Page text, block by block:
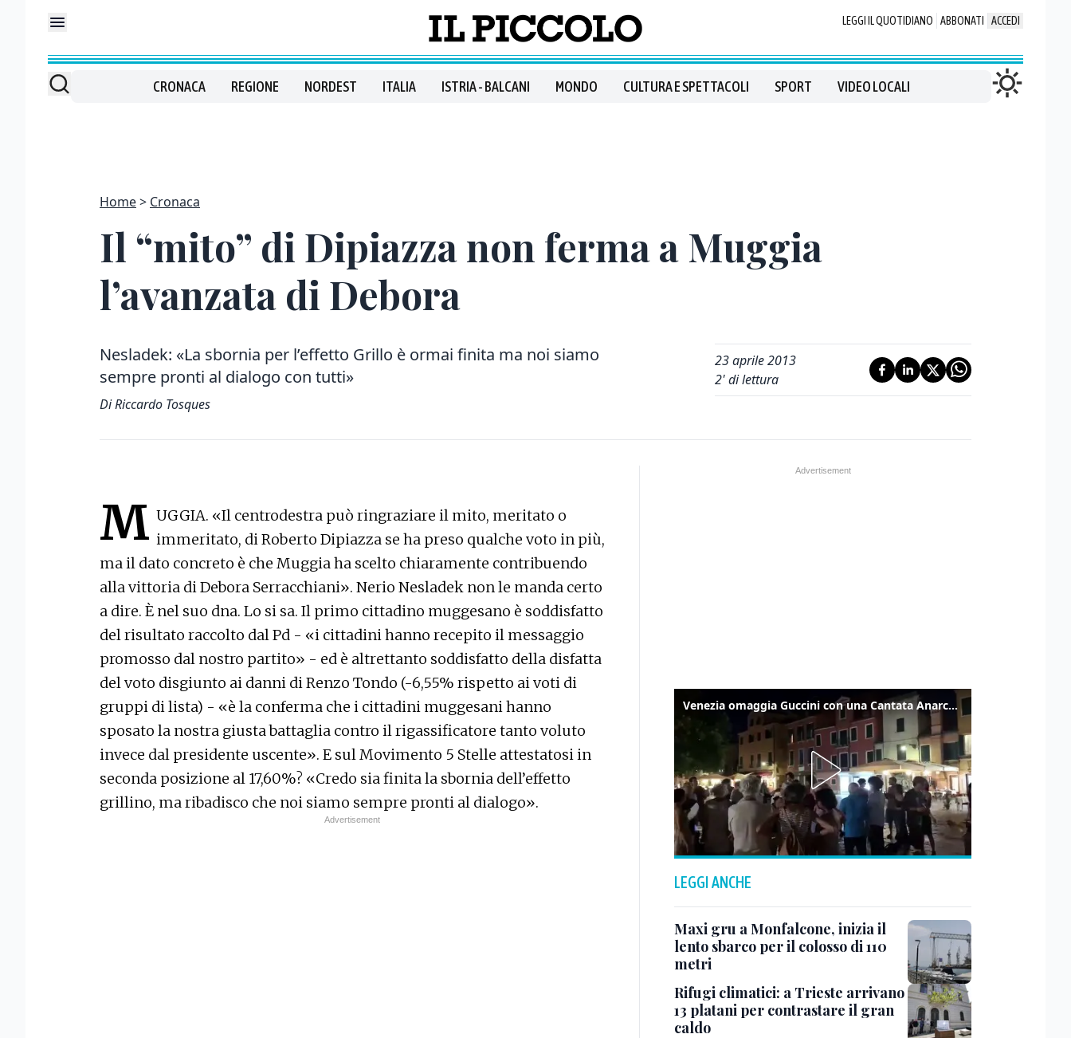
LEGGI IL QUOTIDIANO ABBONATI ACCEDI
CRONACA REGIONE NORDEST ITALIA ISTRIA - BALCANI MONDO CULTURA E SPETTACOLI SPORT VIDEO LOCALI
Home Cronaca
Il “mito” di Dipiazza non ferma a Muggia
l’avanzata di Debora
Nesladek: «La sbornia per l’effetto Grillo è ormai finita ma noi siamo
sempre pronti al dialogo con tutti»
Di Riccardo Tosques
23 aprile 2013
2' di lettura
M UGGIA. «Il centrodestra può ringraziare il mito, meritato o
immeritato, di Roberto Dipiazza se ha preso qualche voto in più,
ma il dato concreto è che Muggia ha scelto chiaramente contribuendo
alla vittoria di Debora Serracchiani». Nerio Nesladek non le manda certo
a dire. È nel suo dna. Lo si sa. Il primo cittadino muggesano è soddisfatto
del risultato raccolto dal Pd - «i cittadini hanno recepito il messaggio
promosso dal nostro partito» - ed è altrettanto soddisfatto della disfatta
del voto disgiunto ai danni di Renzo Tondo (-6,55% rispetto ai voti di
gruppi di lista) - «è la conferma che i cittadini muggesani hanno
sposato la nostra giusta battaglia contro il rigassificatore tanto voluto
invece dal presidente uscente». E sul Movimento 5 Stelle attestatosi in
seconda posizione al 17,60%? «Credo sia finita la sbornia dell’effetto
grillino, ma ribadisco che noi siamo sempre pronti al dialogo».
Venezia omaggia Guccini con una Cantata Anarchica in campo Santa Margherita
LEGGI ANCHE
Maxi gru a Monfalcone, inizia il
lento sbarco per il colosso di 110
metri
Rifugi climatici: a Trieste arrivano
13 platani per contrastare il gran
caldo